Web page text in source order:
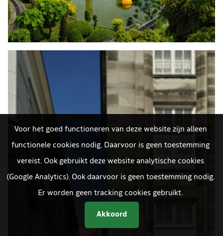
Voor het goed functioneren van deze website zijn alleen
functionele cookies nodig. Daarvoor is geen toestemming
vereist. Ook gebruikt deze website analytische cookies
(Google Analytics). Ook daarvoor is geen toestemming nodig.
Er worden geen tracking cookies gebruikt.
Akkoord